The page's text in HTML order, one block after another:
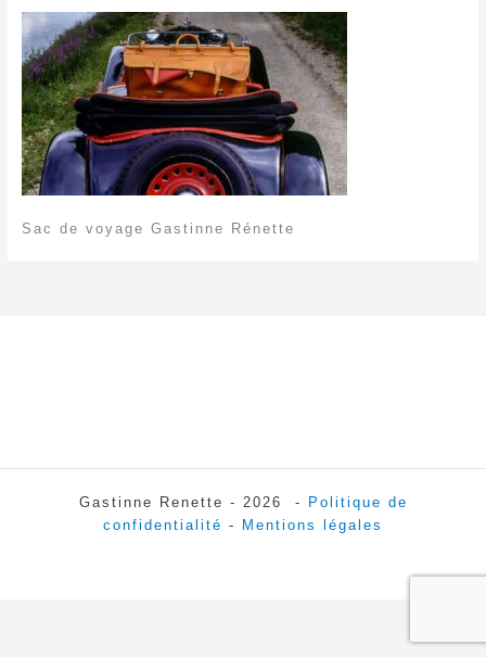
Sac de voyage Gastinne Rénette
Gastinne Renette - 2026 -
Politique de
confidentialité - Mentions légales